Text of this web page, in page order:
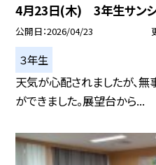
4月23日(木) 3年生サンシ
公開日 2026/04/23
３年生
天気が心配されましたが、無
ができました。展望台から...